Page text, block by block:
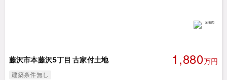
藤沢市本藤沢5丁目 古家付土地 1,880万円
建築条件無し